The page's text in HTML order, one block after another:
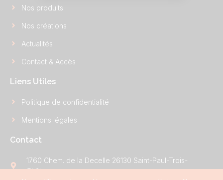
Nos produits
Nos créations
Actualités
Contact & Accès
Liens Utiles
Politique de confidentialité
Mentions légales
Contact
1760 Chem. de la Decelle 26130 Saint-Paul-Trois-
Châteaux